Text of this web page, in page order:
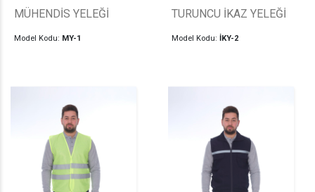
MÜHENDİS YELEĞİ
Model Kodu: MY-1
TURUNCU İKAZ YELEĞİ
Model Kodu: İKY-2